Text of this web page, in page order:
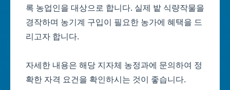
록 농업인을 대상으로 합니다. 실제 밭 식량작물을
경작하며 농기계 구입이 필요한 농가에 혜택을 드
리고자 합니다.
자세한 내용은 해당 지자체 농정과에 문의하여 정
확한 자격 요건을 확인하시는 것이 좋습니다.